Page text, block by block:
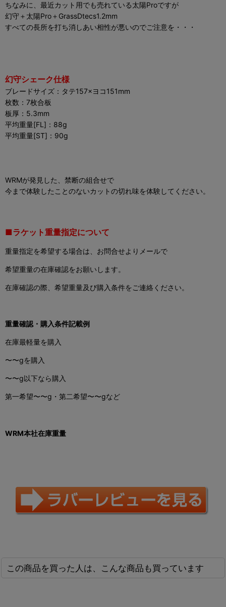
ちなみに、最近カット用でも売れている太陽Proですが
幻守＋太陽Pro＋GrassDtecs1.2mm
すべての長所を打ち消しあい相性が悪いのでご注意を・・・
幻守シェーク仕様
ブレードサイズ：タテ157×ヨコ151mm
枚数：7枚合板
板厚：5.3mm
平均重量[FL]：88g
平均重量[ST]：90g
WRMが発見した、禁断の組合せで
今まで体験したことのないカットの切れ味を体験してください。
■ラケット重量指定について
重量指定を希望する場合は、お問合せよりメールで
希望重量の在庫確認をお願いします。
在庫確認の際、希望重量及び購入条件をご連絡ください。
重量確認・購入条件記載例
在庫最軽量を購入
〜〜gを購入
〜〜g以下なら購入
第一希望〜〜g・第二希望〜〜gなど
WRM本社在庫重量
この商品を買った人は、こんな商品も買っています